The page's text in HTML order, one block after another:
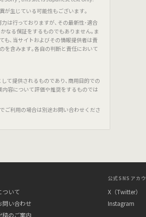
が生じている可能性もございます｡
は行っておりますが､その最新性･適合
なる保証をするものでもありません｡ま
も､当サイトおよびその情報提供者は責
を含みます｡各自の判断と責任において
て提供されるものであり､商用目的での
容について評価や推奨をするものでは
ご利用の場合は別途お問い合わせくださ
ついて
問い合わせ
稿のご案内
公式SNSアカ
X（Twitter）
Instagram